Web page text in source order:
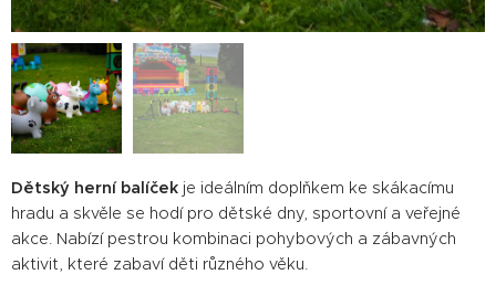
Dětský herní balíček je ideálním doplňkem ke skákacímu
hradu a skvěle se hodí pro dětské dny, sportovní a veřejné
akce. Nabízí pestrou kombinaci pohybových a zábavných
aktivit, které zabaví děti různého věku.